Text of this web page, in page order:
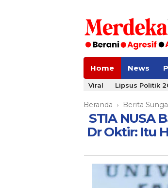
Home News
Viral Lipsus Politik
Beranda › Berita
STIA NUSA
Dr Oktir: Itu